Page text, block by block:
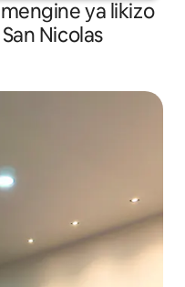
ya likizo
Nicolas